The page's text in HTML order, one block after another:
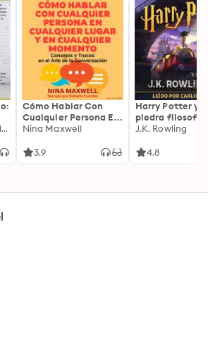
BRIAN ALBA, Brian Alba
Cómo Hablar Con
Cualquier Persona En
Cualquier Lugar Y En
Nina Maxwell
3.9
Harry Potter y
piedra filosofal
J.K. Rowling
4.8